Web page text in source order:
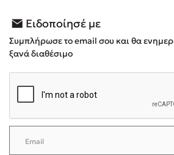
Δανάη Δεληγεώργη
Ειδοποίησέ με
Συμπλήρωσε το email σου και θα
ξανά διαθέσιμο